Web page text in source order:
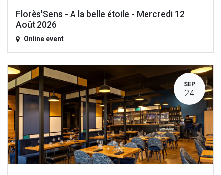
Florès'Sens - A la belle étoile - Mercredi 12
Août 2026
Online event
SEP
24